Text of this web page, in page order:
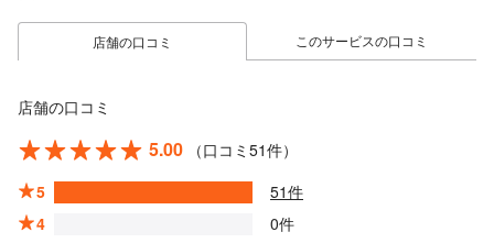
店舗の口コミ このサービスの口コミ
店舗の口コミ
5.00
（口コミ51件）
5
51件
4
0件